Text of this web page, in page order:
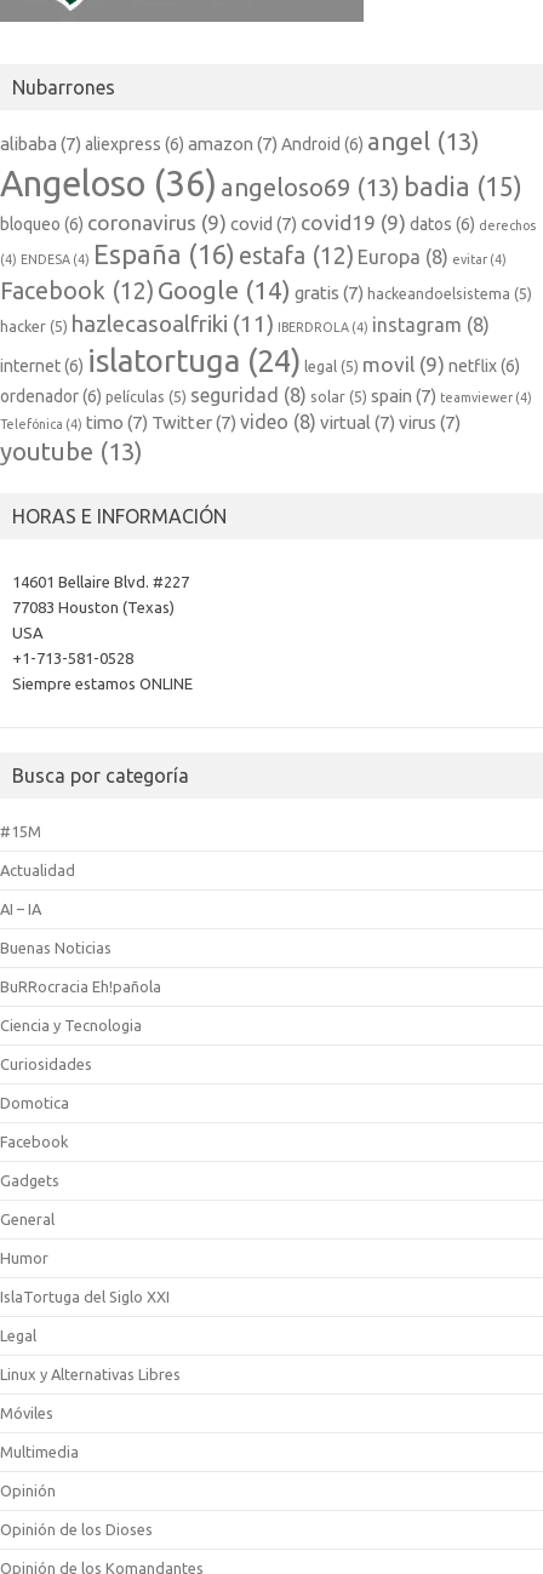
Nubarrones
alibaba (7) aliexpress (6) amazon (7) Android (6) angel (13)
Angeloso (36) angeloso69 (13) badia (15)
bloqueo (6) coronavirus (9) covid (7) covid19 (9) datos (6) derechos
(4) ENDESA (4) España (16) estafa (12) Europa (8) evitar (4)
Facebook (12) Google (14) gratis (7) hackeandoelsistema (5)
hacker (5) hazlecasoalfriki (11) IBERDROLA (4) instagram (8)
internet(6) islatortuga (24) legal (5) movil (9) netflix(6)
ordenador(6) películas (5) seguridad (8) solar (5) spain (7) teamviewer (4)
Telefónica (4) timo (7) Twitter(7) video (8) virtual (7) virus (7)
youtube (13)
HORAS E INFORMACIÓN
14601 Bellaire Blvd. #227
77083 Houston (Texas)
USA
+1-713-581-0528
Siempre estamos ONLINE
Busca por categoría
#15M
Actualidad
AI – IA
Buenas Noticias
BuRRocracia Eh!pañola
Ciencia y Tecnologia
Curiosidades
Domotica
Facebook
Gadgets
General
Humor
IslaTortuga del Siglo XXI
Legal
Linux y Alternativas Libres
Móviles
Multimedia
Opinión
Opinión de los Dioses
Opinión de los Komandantes